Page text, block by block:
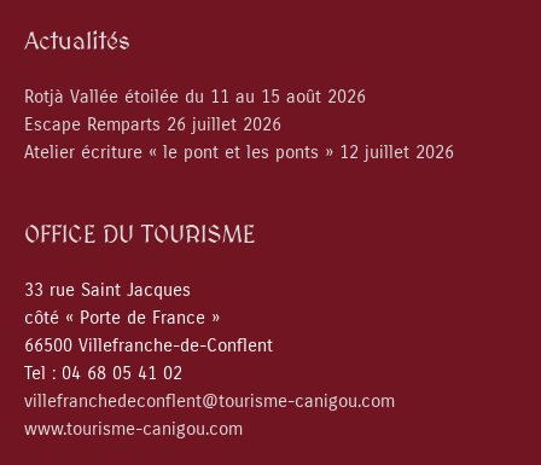
Actualités
Rotjà Vallée étoilée du 11 au 15 août 2026
Escape Remparts 26 juillet 2026
Atelier écriture « le pont et les ponts » 12 juillet 2026
OFFICE DU TOURISME
33 rue Saint Jacques
côté « Porte de France »
66500 Villefranche-de-Conflent
Tel : 04 68 05 41 02
villefranchedeconflent@tourisme-canigou.com
www.tourisme-canigou.com